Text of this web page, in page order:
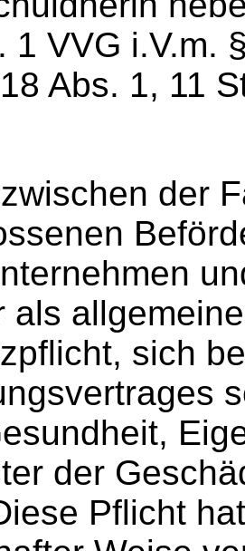
1 VVG i.V.m.
Abs. 1, 11
der
als
sich
der
Pflicht